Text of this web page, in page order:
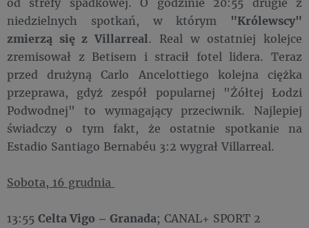
niedzielnych spotkań, w którym "Królewscy"
zmierzą się z Villarreal. Real w ostatniej kolejce
zremisował z Betisem i stracił fotel lidera. Teraz
przed drużyną Carlo Ancelottiego kolejna ciężka
przeprawa, gdyż zespół popularnej "Żółtej Łodzi
Podwodnej" to wymagający przeciwnik. Najlepiej
świadczy o tym fakt, że ostatnie spotkanie na
Estadio Santiago Bernabéu 3:2 wygrał Villarreal.
Sobota, 16 grudnia
13:55 Celta Vigo – Granada; CANAL+ SPORT 2